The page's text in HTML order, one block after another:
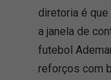
diretoria é
a janela de
futebol
reforços com